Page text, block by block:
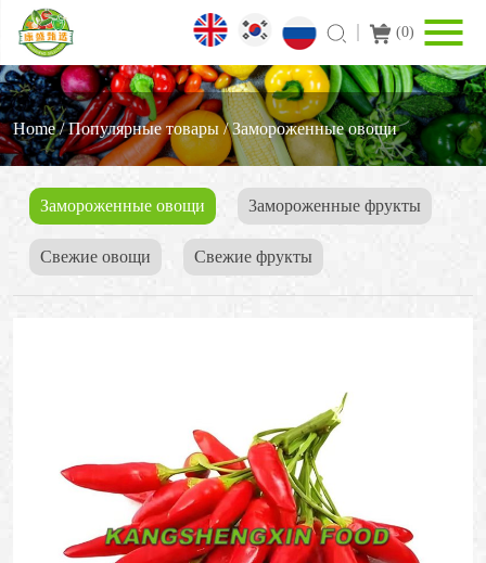
(0)
Home/Популярные товары /Замороженные овощи
Замороженные овощи 3амороженные фрукты
Свежие овощи Cвежие фрукты